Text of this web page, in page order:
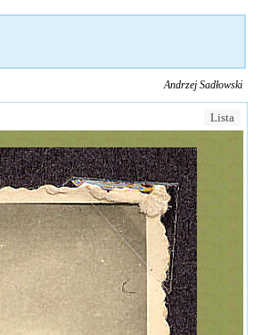
Andrzej Sadłowski
Lista